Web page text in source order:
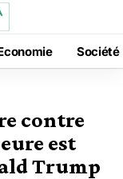
Société
contre
est
Trump